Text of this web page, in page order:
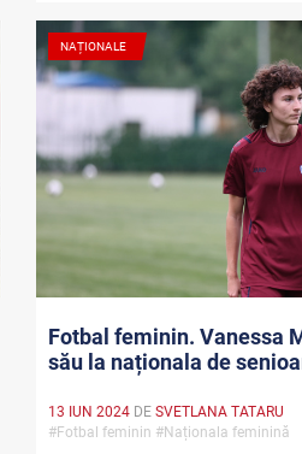
NAȚIONALE
Fotbal feminin. Vanessa
său la naționala de
13 IUN 2024 DESVETLANA TATARU
#Fotbal feminin #Naționala feminină